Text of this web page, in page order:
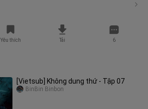
Yêu thích Tải 6
[Vietsub] Không dung thứ - Tập 07
BinBin Binbon